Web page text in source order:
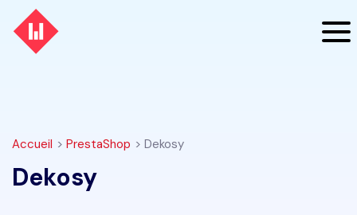
Accueil > PrestaShop > Dekosy
Dekosy